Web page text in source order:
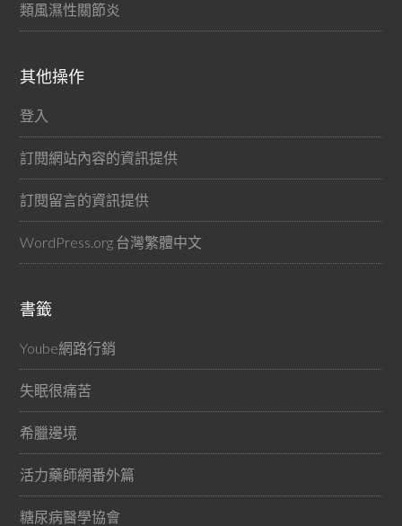
類風濕性關節炎
其他操作
登入
訂閱網站內容的資訊提供
訂閱留言的資訊提供
WordPress.org 台灣繁體中文
書籤
Yoube網路行銷
失眠很痛苦
希臘邊境
活力藥師網番外篇
糖尿病醫學協會